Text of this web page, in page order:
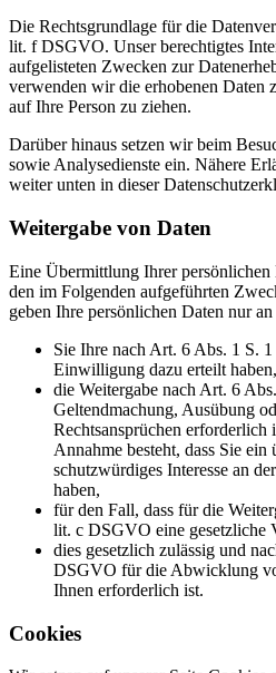
Die Rechtsgrundlage für die
lit. f DSGVO. Unser berechtigtes
aufgelisteten Zwecken zur
verwenden wir die erhobenen Daten
auf Ihre Person zu ziehen.
Darüber hinaus setzen wir beim
sowie Analysedienste ein. Nähere
weiter unten in dieser
Weitergabe von Daten
Eine Übermittlung Ihrer persönlichen
den im Folgenden aufgeführten
geben Ihre persönlichen Daten nur
Sie Ihre nach Art. 6 Abs. 1 S.
Einwilligung dazu erteilt haben,
die Weitergabe nach Art. 6
Geltendmachung, Ausübung
Rechtsansprüchen
Annahme besteht, dass Sie ein
schutzwürdiges Interesse an
haben,
für den Fall, dass für die
lit. c DSGVO eine gesetzliche
dies gesetzlich zulässig und
DSGVO für die Abwicklung
Ihnen erforderlich ist.
Cookies